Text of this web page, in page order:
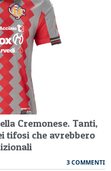
Cremonese. Tanti,
tifosi che avrebbero
3 COMMENTI